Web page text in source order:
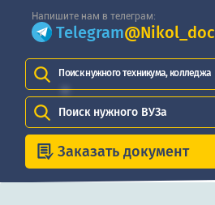
Напишите нам в телеграм:
Telegram@Nikol_doc
Поиск нужного техникума, колледжа
Поиск нужного ВУЗа
Заказать документ